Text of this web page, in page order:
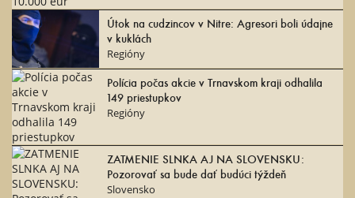
Útok na cudzincov v Nitre: Agresori boli údajne
v kuklách
Regióny
Polícia počas akcie v Trnavskom kraji odhalila
149 priestupkov
Regióny
ZATMENIE SLNKA AJ NA SLOVENSKU:
Pozorovať sa bude dať budúci týždeň
Slovensko